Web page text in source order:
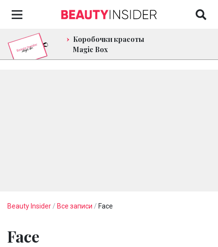
Коробочки красоты
Magic Box
Beauty Insider / Все записи / Face
Face